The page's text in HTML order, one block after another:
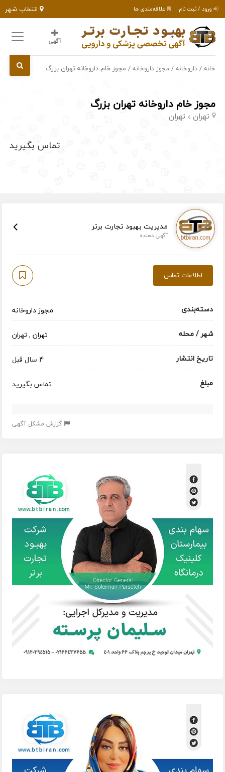
انتخاب شهر ورود / ثبت نام علاقه‌مندی ها
آگهی
خانه /داروخانه / مجوز داروخانه / مجوز خام داروخانه تهران بزرگ
مجوز خام داروخانه تهران بزرگ
تهران تهران
تماس بگیرید
مدیریت بهبود تجارت برتر
آگهی دهنده
اطلاعات تماس
دسته‌بندی
مجوز داروخانه
شهر / محله
تهران, تهران
تاریخ انتشار
4 سال قبل
مبلغ
تماس بگیرید
گزارش مشکل آگهی